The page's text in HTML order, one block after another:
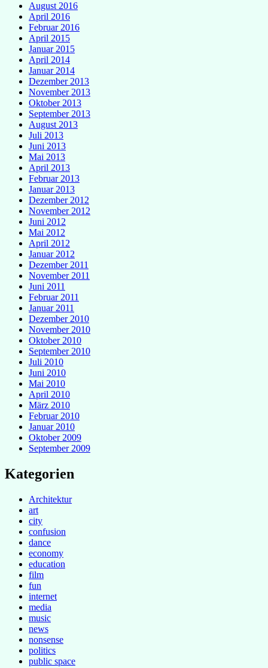
August 2016
April 2016
Februar 2016
April 2015
Januar 2015
April 2014
Januar 2014
Dezember 2013
November 2013
Oktober 2013
September 2013
August 2013
Juli 2013
Juni 2013
Mai 2013
April 2013
Februar 2013
Januar 2013
Dezember 2012
November 2012
Juni 2012
Mai 2012
April 2012
Januar 2012
Dezember 2011
November 2011
Juni 2011
Februar 2011
Januar 2011
Dezember 2010
November 2010
Oktober 2010
September 2010
Juli 2010
Juni 2010
Mai 2010
April 2010
März 2010
Februar 2010
Januar 2010
Oktober 2009
September 2009
Kategorien
Architektur
art
city
confusion
dance
economy
education
film
fun
internet
media
music
news
nonsense
politics
public space